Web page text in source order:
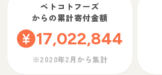
ペトコトフーズ
からの累計寄付金額
17,022,844
※2020年2月から集計